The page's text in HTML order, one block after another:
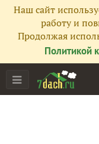
Наш сайт
работу и
Продолжая
Политикой